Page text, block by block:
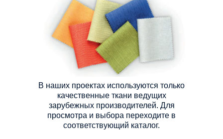
В наших проектах используются только
качественные ткани ведущих
зарубежных производителей. Для
просмотра и выбора переходите в
соответствующий каталог.
Сконфигурируйте маркизы мгновенно
узнайте её стоимость. Выберите тип
конструкции, размеры и дополнительные
опции — калькулятор покажет итоговую
Или оставьте заявку, наш менеджер
свяжется с вами в ближайшее время
РАССЧИТАЙТЕ
СТОИМОСТЬМАРКИЗЫ
ОНЛАЙН